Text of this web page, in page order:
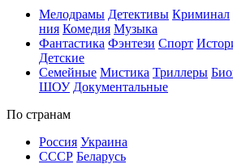
Ме­ло­дра­мы Де­тек­ти­вы Кри­ми­нал
ния Ко­ме­дия Му­зы­ка
Фан­та­сти­ка Фэн­те­зи Спорт
Дет­ские
Се­мей­ные Мис­ти­ка Трил­ле­ры
ШОУ До­ку­мен­таль­ные
По стра­нам
Рос­сия Ук­раи­на
СССР Бе­ла­русь